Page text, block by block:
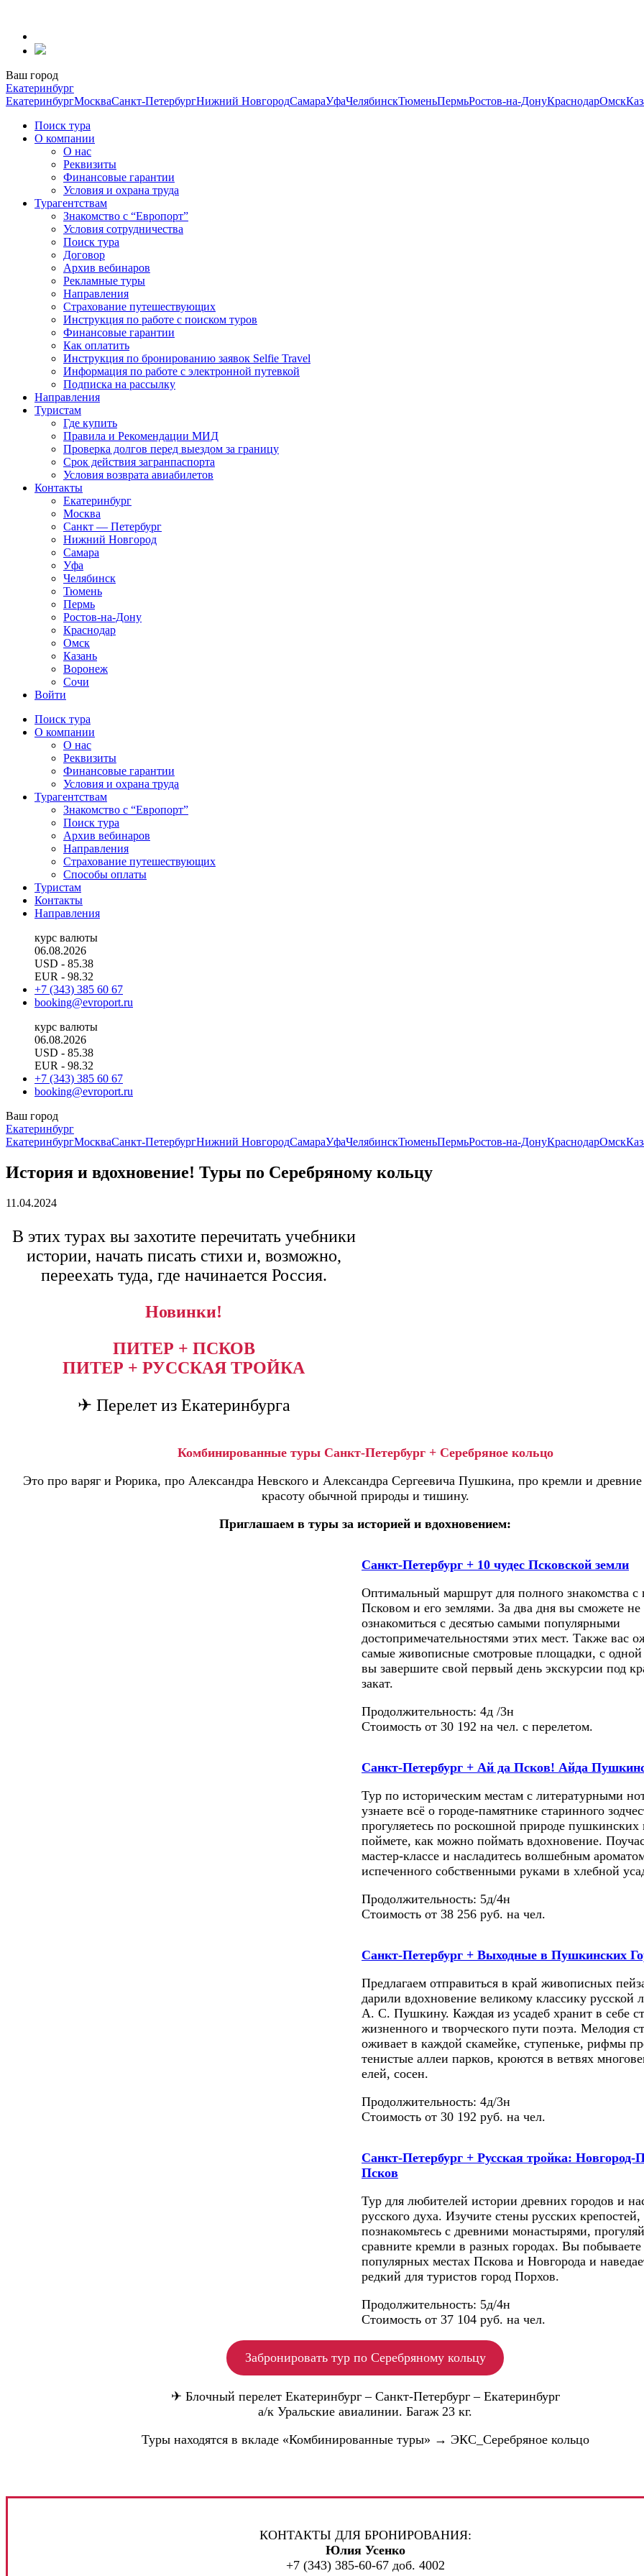
содержанию
Ваш город
Екатеринбург
ЕкатеринбургМоскваСанкт-ПетербургНижний НовгородСамараУфаЧелябинскТюменьПермьРостов-на-ДонуКраснодарОмск
Поиск тура
О компании
О нас
Реквизиты
Финансовые гарантии
Условия и охрана труда
Турагентствам
Знакомство с “Европорт”
Условия сотрудничества
Поиск тура
Договор
Архив вебинаров
Рекламные туры
Направления
Страхование путешествующих
Инструкция по работе с поиском туров
Финансовые гарантии
Как оплатить
Инструкция по бронированию заявок Selfie Travel
Информация по работе с электронной путевкой
Подписка на рассылку
Направления
Туристам
Где купить
Правила и Рекомендации МИД
Проверка долгов перед выездом за границу
Срок действия загранпаспорта
Условия возврата авиабилетов
Контакты
Екатеринбург
Москва
Санкт — Петербург
Нижний Новгород
Самара
Уфа
Челябинск
Тюмень
Пермь
Ростов-на-Дону
Краснодар
Омск
Казань
Воронеж
Сочи
Войти
Поиск тура
О компании
О нас
Реквизиты
Финансовые гарантии
Условия и охрана труда
Турагентствам
Знакомство с “Европорт”
Поиск тура
Архив вебинаров
Направления
Страхование путешествующих
Способы оплаты
Туристам
Контакты
Направления
курс валюты
06.08.2026
USD - 85.38
EUR - 98.32
+7 (343) 385 60 67
booking@evroport.ru
курс валюты
06.08.2026
USD - 85.38
EUR - 98.32
+7 (343) 385 60 67
booking@evroport.ru
Ваш город
Екатеринбург
ЕкатеринбургМоскваСанкт-ПетербургНижний НовгородСамараУфаЧелябинскТюменьПермьРостов-на-ДонуКраснодарОмск
История и вдохновение! Туры по Серебряному кольцу
11.04.2024
В этих турах вы захотите перечитать учебники
истории, начать писать стихи и, возможно,
переехать туда, где начинается Россия.
Новинки!
ПИТЕР + ПСКОВ
ПИТЕР + РУССКАЯ ТРОЙКА
✈ Перелет из Екатеринбурга
Комбинированные туры Санкт-Петербург + Серебряное кольцо
Это про варяг и Рюрика, про Александра Невского и Александра Сергеевича Пушкина, про кремли и
красоту обычной природы и тишину.
Приглашаем в туры за историей и вдохновением:
Санкт-Петербург + 10 чудес Псковской земли
Оптимальный маршрут для полного знакомства с
Псковом и его землями. За два дня вы сможете
ознакомиться с десятью самыми популярными
достопримечательностями этих мест. Также вас
самые живописные смотровые площадки, с одной
вы завершите свой первый день экскурсии под
закат.
Продолжительность: 4д /3н
Стоимость от 30 192 на чел. с перелетом.
Санкт-Петербург + Ай да Псков! Айда
Тур по историческим местам с литературными
узнаете всё о городе-памятнике старинного
прогуляетесь по роскошной природе пушкинских
поймете, как можно поймать вдохновение.
мастер-классе и насладитесь волшебным
испеченного собственными руками в хлебной
Продолжительность: 5д/4н
Стоимость от 38 256 руб. на чел.
Санкт-Петербург + Выходные в Пушкинских
Предлагаем отправиться в край живописных
дарили вдохновение великому классику русской
А. С. Пушкину. Каждая из усадеб хранит в себе
жизненного и творческого пути поэта. Мелодия
оживает в каждой скамейке, ступеньке, рифмы
тенистые аллеи парков, кроются в ветвях
елей, сосен.
Продолжительность: 4д/3н
Стоимость от 30 192 руб. на чел.
Санкт-Петербург + Русская тройка: Новгород-
Псков
Тур для любителей истории древних городов и
русского духа. Изучите стены русских крепостей,
познакомьтесь с древними монастырями,
сравните кремли в разных городах. Вы
популярных местах Пскова и Новгорода и
редкий для туристов город Порхов.
Продолжительность: 5д/4н
Стоимость от 37 104 руб. на чел.
Забронировать тур по Серебряному кольцу
✈ Блочный перелет Екатеринбург – Санкт-Петербург – Екатеринбург
а/к Уральские авиалинии. Багаж 23 кг.
Туры находятся в вкладе «Комбинированные туры» → ЭКС_Серебряное кольцо
КОНТАКТЫ ДЛЯ БРОНИРОВАНИЯ:
Юлия Усенко
+7 (343) 385-60-67 доб. 4002